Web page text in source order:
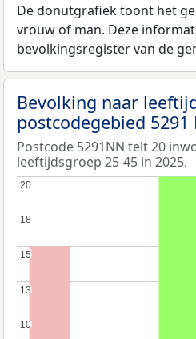
De donutgrafiek toont het
vrouw of man. Deze
bevolkingsregister van de
Bevolking naar
postcodegebied 5291
Postcode 5291NN telt 20
leeftijdsgroep 25-45 in 2025.
10
10
13
13
15
15
18
18
20
20